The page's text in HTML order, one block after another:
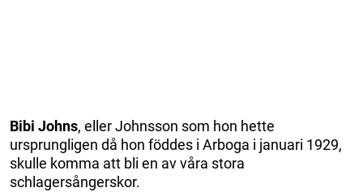
Bibi Johns, eller Johnsson som hon hette
ursprungligen då hon föddes i Arboga i januari 1929,
skulle komma att bli en av våra stora
schlagersångerskor.